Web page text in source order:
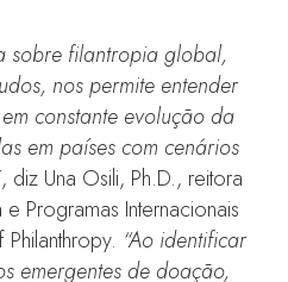
sobre filantropia global,
nos permite entender
constante evolução da
em países com cenários
, diz Una Osili, Ph.D., reitora
Programas Internacionais
“Ao identificar
emergentes de doação,